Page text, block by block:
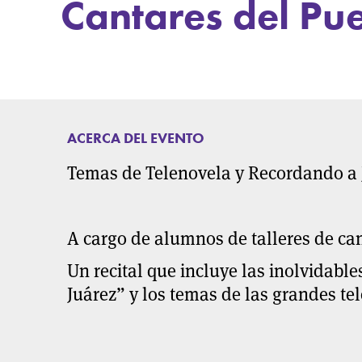
Cantares del
ACERCA DEL EVENTO
Temas de Telenovela y Recordando
A cargo de alumnos de talleres de
Un recital que incluye las
Juárez” y los temas de las grandes